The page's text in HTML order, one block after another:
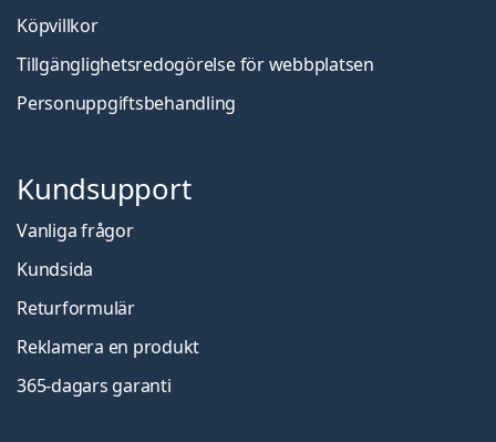
Köpvillkor
Tillgänglighetsredogörelse för webbplatsen
Personuppgiftsbehandling
Kundsupport
Vanliga frågor
Kundsida
Returformulär
Reklamera en produkt
365-dagars garanti